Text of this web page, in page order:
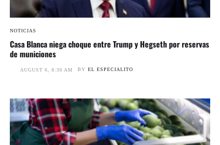
NOTICIAS
Casa Blanca niega choque entre Trump y Hegseth por reservas
de municiones
AUGUST 6, 8:30 AM BY EL ESPECIALITO